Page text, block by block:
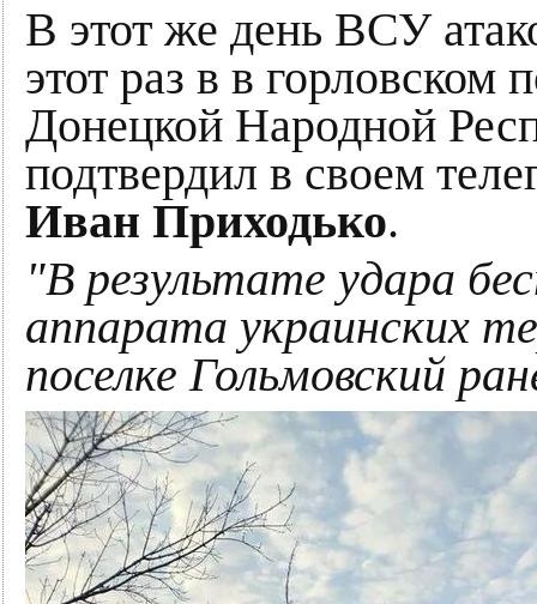
В этот же день ВСУ
этот раз в в горловском
Донецкой Народной
подтвердил в своем
Иван Приходько.
"В результате удара
аппарата украинских
поселке Гольмовский